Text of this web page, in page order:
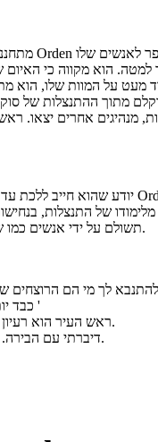
למטה. הוא מקווה כי האיום
מתוך ההתנצלות של
מנהיגים אחרים יצאו.
תשולם על ידי אנשים כמו שהם ממשיכים להילחם המדכאים שלהם.
כבד יותר יש לך הנגרמים לי בוודאי מחכים לכם '
ראש העיר הוא רעיון שהגה בני חורין. זה יהיה להימלט ממעצר.
דיברתי עם הבירה. זהו המקום היחיד שהם כבר הפילו אותם.